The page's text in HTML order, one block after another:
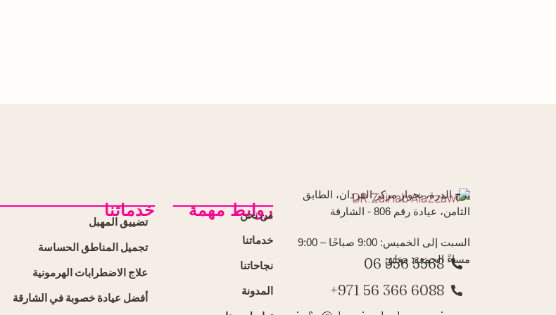
برج الدرة، بجوار مركز الفردان، الطابق
الثامن، عيادة رقم 806 - الشارقة
السبت إلى الخميس: 9:00 صباحًا – 9:00
مساءً الجمعة: مغلق
5568 556 06
6088 366 56 971+
روابط مهمة
من نحن
خدماتنا
نجاحاتنا
المدونة
خدماتنا
تضييق المهبل
تجميل المناطق الحساسة
علاج الاضطرابات الهرمونية
أفضل عيادة خصوبة في الشارقة